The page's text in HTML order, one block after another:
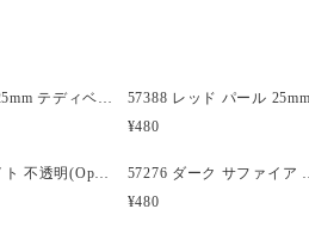
製造元
備考:
57386 蓄光 25mm テディベア ポニービーズ (10個)
¥480
57301 ホワイト 不透明(Opaque) 25mm 飛行機 ポニービーズ (10個)
57276 ダーク サフ
¥480